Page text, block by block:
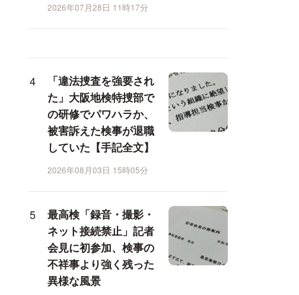
2026年07月28日 11時17分
「違法捜査を強要され
た」大阪地検特捜部で
の研修でパワハラか、
被害訴えた検事が退職
していた【手記全文】
2026年08月03日 15時05分
最高検「録音・撮影・
ネット接続禁止」記者
会見に初参加、検事の
不祥事より強く残った
異様な風景